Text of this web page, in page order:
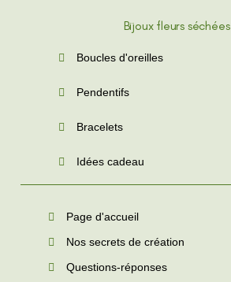
Bijoux fleurs séchées
Boucles d'oreilles
Pendentifs
Bracelets
Idées cadeau
Page d'accueil
Nos secrets de création
Questions-réponses